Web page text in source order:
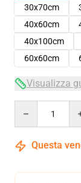
30x70cm
40x60cm
40x100cm
60x60cm
Visualizza
Questa